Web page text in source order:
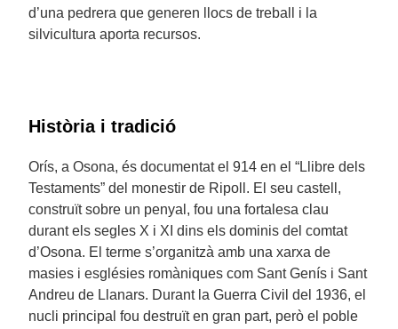
d’una pedrera que generen llocs de treball i la
silvicultura aporta recursos.
Història i tradició
Orís, a Osona, és documentat el 914 en el “Llibre dels
Testaments” del monestir de Ripoll. El seu castell,
construït sobre un penyal, fou una fortalesa clau
durant els segles X i XI dins els dominis del comtat
d’Osona. El terme s’organitzà amb una xarxa de
masies i esglésies romàniques com Sant Genís i Sant
Andreu de Llanars. Durant la Guerra Civil del 1936, el
nucli principal fou destruït en gran part, però el poble